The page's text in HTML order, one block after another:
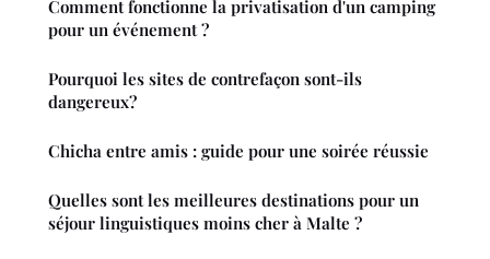
Comment fonctionne la privatisation d'un camping
pour un événement ?
Pourquoi les sites de contrefaçon sont-ils
dangereux?
Chicha entre amis : guide pour une soirée réussie
Quelles sont les meilleures destinations pour un
séjour linguistiques moins cher à Malte ?